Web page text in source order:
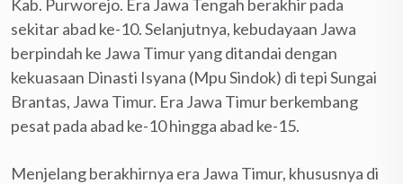
Kab. Purworejo. Era Jawa Tengah berakhir pada
sekitar abad ke-10. Selanjutnya, kebudayaan Jawa
berpindah ke Jawa Timur yang ditandai dengan
kekuasaan Dinasti Isyana (Mpu Sindok) di tepi Sungai
Brantas, Jawa Timur. Era Jawa Timur berkembang
pesat pada abad ke-10 hingga abad ke-15.
Menjelang berakhirnya era Jawa Timur, khususnya di